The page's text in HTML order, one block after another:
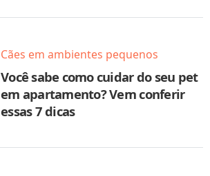
Cães em ambientes pequenos
Você sabe como cuidar do seu pet
em apartamento? Vem conferir
essas 7 dicas